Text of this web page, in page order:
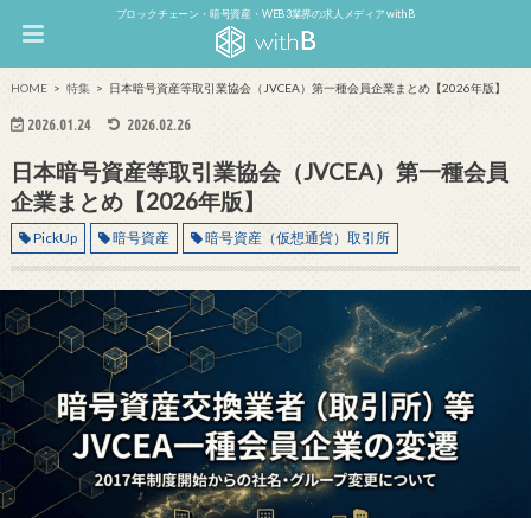
ブロックチェーン・暗号資産・WEB3業界の求人メディア withB
HOME 特集 日本暗号資産等取引業協会（JVCEA）第一種会員企業まとめ【2026年版】
2026.01.24 2026.02.26
日本暗号資産等取引業協会（JVCEA）第一種会員
企業まとめ【2026年版】
PickUp 暗号資産 暗号資産（仮想通貨）取引所